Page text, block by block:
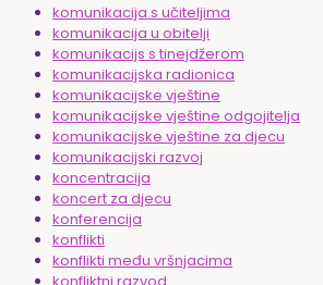
komunikacija s učiteljima
komunikacija u obitelji
komunikacijs s tinejdžerom
komunikacijska radionica
komunikacijske vještine
komunikacijske vještine odgojitelja
komunikacijske vještine za djecu
komunikacijski razvoj
koncentracija
koncert za djecu
konferencija
konflikti
konflikti među vršnjacima